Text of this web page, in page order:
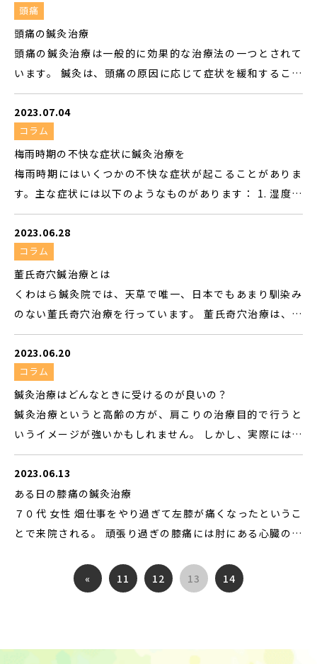
す。 2. 緊張型頭痛: 頭の両側に生じる鈍い痛みや圧迫感が特
徴です。軽度から中程度の痛みであり、日常生活においてよ
く見られる頭痛の一つです。 3. 群発頭痛: 短期間に頭痛発作
（群発期）が頻繁に起こり、激しい一側性の頭痛を伴いま
す。発作はしばしば同じ時間帯に起こり、目の周りの痛みや
赤み、涙目、鼻づまりなどの症状も現れることがあります。
4. 脳腫瘍由来の頭痛: 脳腫瘍が原因となる頭痛であり、他の
種類の頭痛とは異なる特徴を持つ場合があります。脳腫瘍由
来の頭痛は通常、進行性で重篤な痛みを伴い、他の神経症
状も同時に現れることがあります。 これらは一般的な頭痛
の種類の一部ですが、頭痛にはさまざまな原因や症状のバ
リエーションが存在するため、詳細な診断と医師の指導が
必要の場合もありますが、特に慢性化していて、通院や頭痛
薬を飲んでも効果を感じられない...
頭痛
頭痛の鍼灸治療
頭痛の鍼灸治療は一般的に効果的な治療法の一つとされて
います。 鍼灸は、頭痛の原因に応じて症状を緩和すること
ができます。 以下に頭痛の鍼灸治療のポイントをいくつか
紹介します： 1.鍼灸の針を適切な経絡やツボに刺すこと
で、痛みの軽減や筋肉の緊張の緩和を促すことができます。
2.鍼灸は血行を改善する効果があり、頭痛の原因となる血流
の異常を改善することができます。 3.鍼灸治療は身体全体
のバランスを整える効果があります。身体の不調やストレス
が頭痛を引き起こす場合、鍼灸によって心身のリラックス
や調整を促すことができます。 慢性頭痛にお困りの方 頭痛
薬が手放せない方 一度、鍼灸治療を試してみられること
2023.07.04
コラム
梅雨時期の不快な症状に鍼灸治療を
梅雨時期にはいくつかの不快な症状が起こることがありま
す。主な症状には以下のようなものがあります： 1. 湿度の
増加による不快感：梅雨時期は湿度が高くなることが多い
ため、身体が汗を十分に蒸発させることができず、不快感を
感じることがあります。 2. 蒸し暑さによる疲労：高い湿度
と気温の組み合わせにより、身体への負担が増え、疲労感が
増すことがあります。 3. 頭痛や不眠：気圧の変化や湿度の
影響によって、頭痛や不眠が起こることがあります。 4. ア
レルギー症状の悪化：梅雨時期にはカビやダニなどのアレ
ルゲンが増えることがあり、アレルギー症状が悪化すること
があります。 5. 雨の影響による不便さ：梅雨時期は雨が多
いため、運動不足にもなりがちです。 これらの不快な症状
に対処するためには、適切な服装や室内の換気、アレルギ
ー対策などを行うことが大切です。また、体調管理にも注意
を払い、健康な生活を送ることが重要です。 そんな体調管
2023.06.28
コラム
董氏奇穴鍼治療とは
くわはら鍼灸院では、天草で唯一、日本でもあまり馴染み
のない董氏奇穴治療を行っています。 董氏奇穴治療は、中
国伝統医学の一部であり、董氏奇穴と呼ばれる特定の経穴
（ツボ）を刺激することで治療を行う方法です。これは、経
絡理論に基づいており、身体のエネルギーの流れを調整し、
バランスを回復することを目指しています。具体的な治療方
法や効果は、症状や個人の状態によって異なります。 一般
的に、痛みがある場所に鍼をするイメージをお持ちの方も
多いと思いますが、遠隔治療なので基本的には痛みのある
場所には鍼は行いません。 遠隔治療は、その人のもつ自然
治癒力を活性化する働きが強く、効果も持続するといわれ
ています。
2023.06.20
コラム
鍼灸治療はどんなときに受けるのが良いの？
鍼灸治療というと高齢の方が、肩こりの治療目的で行うと
いうイメージが強いかもしれません。 しかし、実際には肩
こり以外に様々な症状緩和効果が見込めます。例えば背中
痛、腰痛、リウマチ、その他神経痛など。 筋肉の痛みだけ
でなく、関節や神経の痛みを抑えたいときにも施術をお受
けいただけます。 特に慢性的な痛みになっている場合は、
おすすめの治療法です。むち打ち症の後遺症が治らない、高
性的な痛みを本気で直したい方に向けて治療を行っており
ます。 そのため治療には痛みを伴うこともありますが、効
す。定期的に受けた方がより治療効果が出やすくなります。
2023.06.13
ある日の膝痛の鍼灸治療
７０代 女性 畑仕事をやり過ぎて左膝が痛くなったというこ
とで来院される。 頑張り過ぎの膝痛には肘にある心臓の治
肘のツボに鍼を刺しました。 刺した瞬間から、さっきまで
曲げると痛みがあった膝が楽に曲がる様になりました。 患
の醍醐味であり、身体の神秘でもあります。
« 11 12 13 14